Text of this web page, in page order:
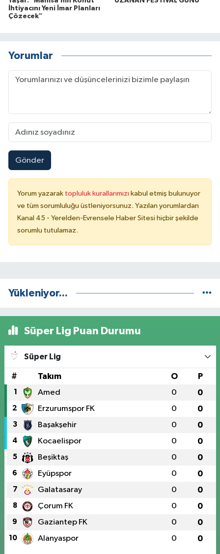
İhtiyacını Yeni İmar Planları
Çözecek"
Yorumlar
Gönder
Yorum yazarak topluluk kurallarımızı kabul etmiş bulunuyor
ve tüm sorumluluğu üstleniyorsunuz. Yazılan yorumlardan
Kanal 45 - Yerelden-Evrensele Haber Sitesi hiçbir şekilde
sorumlu tutulamaz.
Yükleniyor...
Süper Lig Puan Durumu
Süper Lig
# Takım O P
1 Amed 0 0
2 Erzurumspor FK 0 0
3 Başakşehir 0 0
4 Kocaelispor 0 0
5 Beşiktaş 0 0
6 Eyüpspor 0 0
7 Galatasaray 0 0
8 Çorum FK 0 0
9 Gaziantep FK 0 0
10 Alanyaspor 0 0